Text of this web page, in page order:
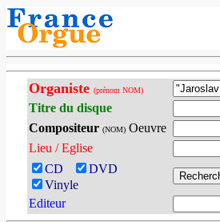
Organiste (prénom NOM)
Titre du disque
Compositeur (NOM)Oeuvre
Lieu / Eglise
CD
DVD
Vinyle
Editeur